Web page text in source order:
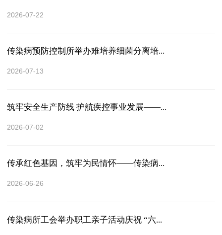
2026-07-22
传染病预防控制所举办难培养细菌分离培...
2026-07-13
筑牢安全生产防线 护航疾控事业发展——...
2026-07-02
传承红色基因，筑牢为民情怀——传染病...
2026-06-26
传染病所工会举办职工亲子活动庆祝 “六...